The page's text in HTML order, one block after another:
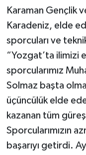
Karaman Gençlik
Karadeniz, elde
sporcuları ve
“Yozgat’ta ilimizi
sporcularımız
Solmaz başta
üçüncülük elde
kazanan tüm
Sporcularımızın
başarıyı getirdi.